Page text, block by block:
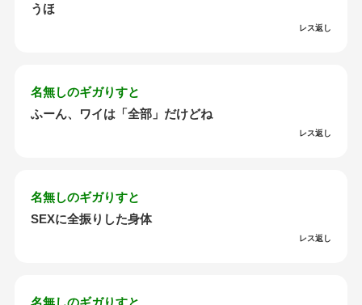
うほ
レス返し
名無しのギガりすと
ふーん、ワイは「全部」だけどね
レス返し
名無しのギガりすと
SEXに全振りした身体
レス返し
名無しのギガりすと